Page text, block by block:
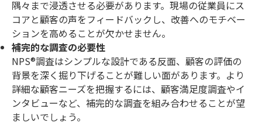
隅々まで浸透させる必要があります。現場の従業員にス
コアと顧客の声をフィードバックし、改善へのモチベー
ションを高めることが欠かせません。
補完的な調査の必要性
NPS®調査はシンプルな設計である反面、顧客の評価の
背景を深く掘り下げることが難しい面があります。より
詳細な顧客ニーズを把握するには、顧客満足度調査やイ
ンタビューなど、補完的な調査を組み合わせることが望
ましいでしょう。